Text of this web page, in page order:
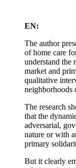
EN:
The author
of home care
understand the
market and
qualitative
neighborhoods
The research
that the
adversarial,
nature or with
primary
But it clearly